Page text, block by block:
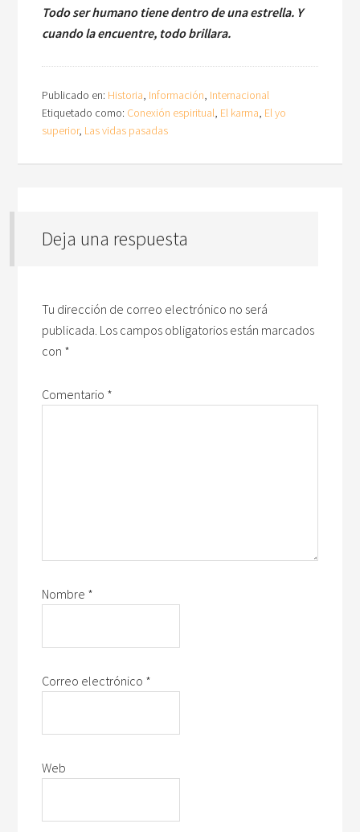
Todo ser humano tiene dentro de una estrella. Y
cuando la encuentre, todo brillara.
Publicado en: Historia, Información, Internacional
Etiquetado como: Conexión espiritual, El karma, El yo
superior, Las vidas pasadas
Deja una respuesta
Tu dirección de correo electrónico no será
publicada. Los campos obligatorios están marcados
con *
Comentario *
Nombre *
Correo electrónico *
Web